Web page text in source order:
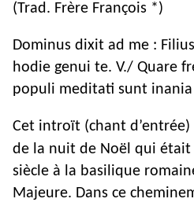
(Trad. Frère François *)
Dominus dixit ad me :
hodie genui te. V./ Quare
populi meditati sunt inania
Cet introït (chant d’entrée)
de la nuit de Noël qui était
siècle à la basilique
Majeure. Dans ce